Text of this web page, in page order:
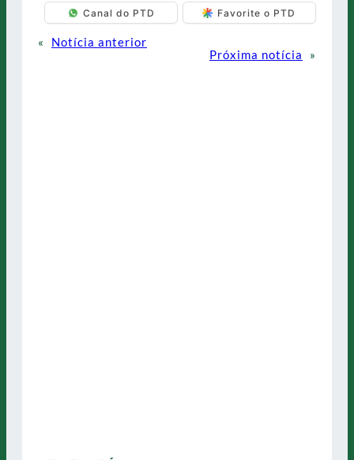
Canal do PTD Favorite o PTD
«
Notícia anterior
Próxima notícia
»